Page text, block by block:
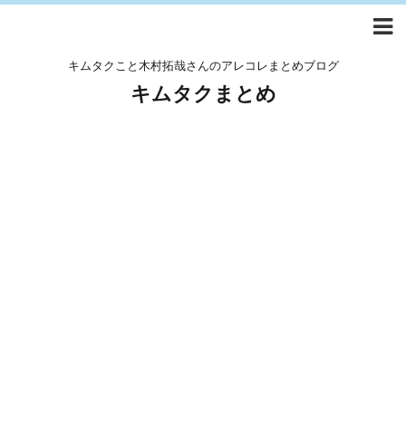
キムタクこと木村拓哉さんのアレコレまとめブログ
キムタクまとめ